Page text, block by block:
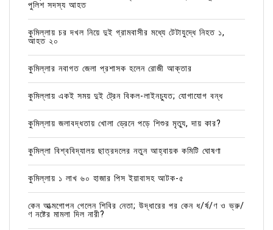
পুলিশ সদস্য আহত
কুমিল্লায় চর দখল নিয়ে দুই গ্রামবাসীর মধ্যে টেটাযুদ্ধে নিহত ১,
আহত ২০
কুমিল্লার নবাগত জেলা প্রশাসক হলেন রোজী আক্তার
কুমিল্লায় একই সময় দুই ট্রেন বিকল-লাইনচ্যুত; যোগাযোগ বন্ধ
কুমিল্লায় জলাবদ্ধতায় খোলা ড্রেনে পড়ে শিশুর মৃত্যু, দায় কার?
কুমিল্লা বিশ্ববিদ্যালয় ছাত্রদলের নতুন আহ্বায়ক কমিটি ঘোষণা
কুমিল্লায় ১ লাখ ৬০ হাজার পিস ইয়াবাসহ আটক-৫
কেন আত্মগোপন গেলেন শিবির নেতা; উদ্ধারের পর কেন ধ/র্ষ/ণ ও ভ্রু/
ণ নষ্টের মামলা দিল নারী?